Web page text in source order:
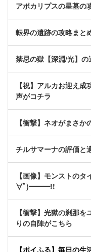
アポカリプスの星墓の
転界の遺跡の攻略まと
禁忌の獄【深淵/光】
【祝】アルカお迎え
声がコチラ
【衝撃】ネオがまさ
チルサマーナの評価と
【画像】モンストの
∀ﾟ)━━━!!
【衝撃】光獄の刹那
りの自陣がこちら
【ポイふる】毎日の